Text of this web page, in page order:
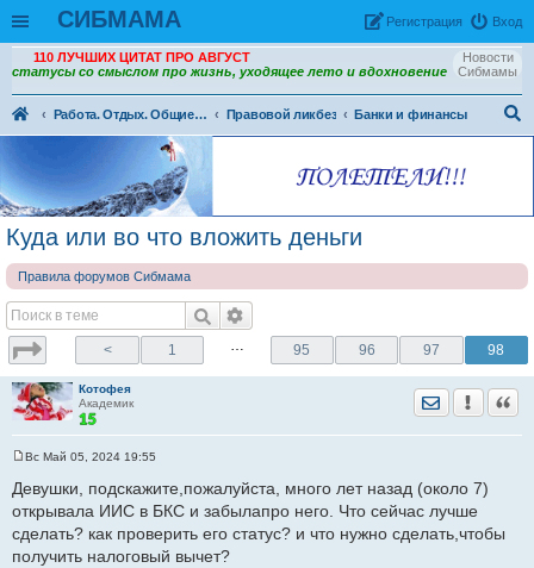
СИБМАМА Вход
Рeгиcтpaция
Новости
Сибмамы
110 ЛУЧШИХ ЦИТАТ ПРО АВГУСТ
статусы со смыслом про жизнь, уходящее лето и вдохновение
Работа. Отдых. Общие вопросы Правовой ликбез
Банки и финансы
Куда или во что вложить деньги
Правила форумов Сибмама
< 1 … 95 96 97 98
Котофея
Академик
Отправить
о
б
е
н
Вс Май 05, 2024 19:55
Девушки, подскажите,пожалуйста, много лет назад (около 7)
открывала ИИС в БКС и забылапро него. Что сейчас лучше
сделать? как проверить его статус? и что нужно сделать,чтобы
получить налоговый вычет?